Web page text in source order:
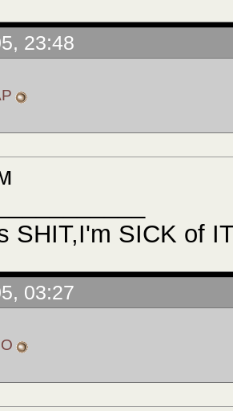
23:48
SHIT,I'm SICK of
03:27